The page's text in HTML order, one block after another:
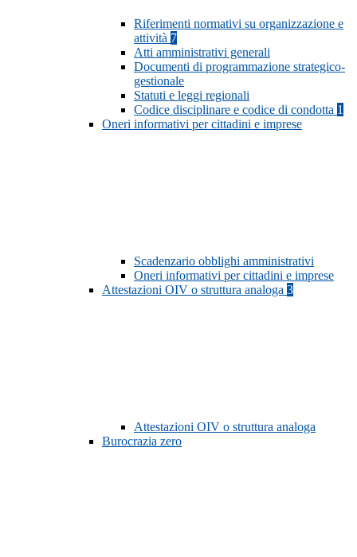
Riferimenti normativi su organizzazione e
attività 7
Atti amministrativi generali
Documenti di programmazione strategico-
gestionale
Statuti e leggi regionali
Codice disciplinare e codice di condotta 1
Oneri informativi per cittadini e imprese
Scadenzario obblighi amministrativi
Oneri informativi per cittadini e imprese
Attestazioni OIV o struttura analoga 3
Attestazioni OIV o struttura analoga
Burocrazia zero